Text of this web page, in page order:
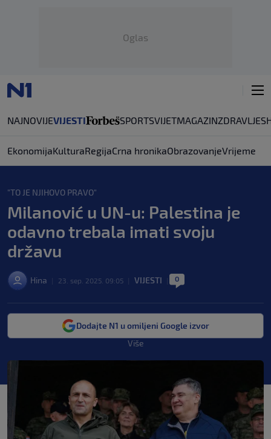
Oglas
NAJNOVIJEVIJESTI SPORTSVIJETMAGAZINZDRAVLJE
EkonomijaKulturaRegijaCrna hronikaObrazovanjeVrijeme
"TO JE NJIHOVO PRAVO"
Milanović u UN-u: Palestina je
odavno trebala imati svoju
državu
Hina 23. sep. 2025. 09:05 VIJESTI 0
Dodajte N1 u omiljeni Google izvor
Više